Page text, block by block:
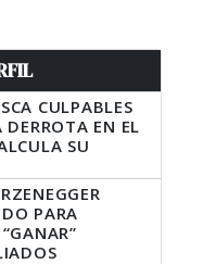
CULPABLES
DERROTA EN EL
SU
PARA